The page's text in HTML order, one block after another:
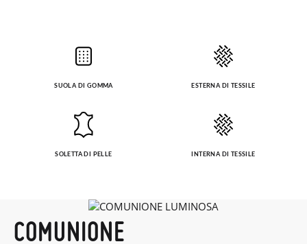
SUOLA DI GOMMA ESTERNA DI TESSILE
SOLETTA DI PELLE INTERNA DI TESSILE
COMUNIONE